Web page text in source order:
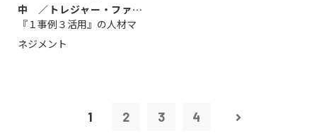
中 ／トレジャー・ファク
トリー社長野坂...
『１事例３活用』の人材マ
ネジメント
1 2 3 4